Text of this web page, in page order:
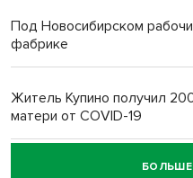
Под Новосибирском
фабрике
Житель Купино получил
матери от COVID-19
Новосибирский суд